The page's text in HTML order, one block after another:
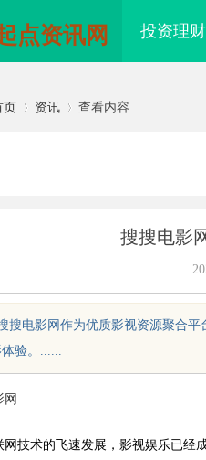
点资讯网 投资理财
页 资讯 查看内容
搜搜电影
搜电影网作为优质影视资源聚合
验。......
网
网技术的飞速发展，影视娱乐已经